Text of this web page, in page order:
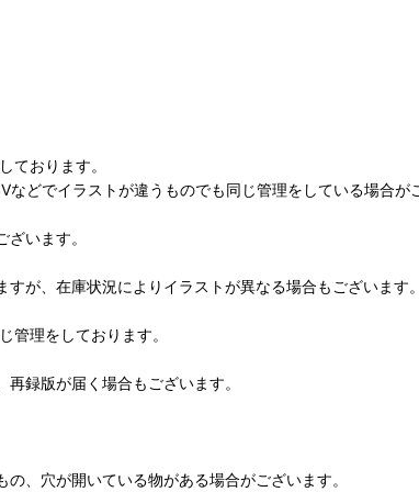
ております。
どでイラストが違うものでも同じ管理をしている場合が
います。
が、在庫状況によりイラストが異なる場合もございます。
管理をしております。
録版が届く場合もございます。
、穴が開いている物がある場合がございます。